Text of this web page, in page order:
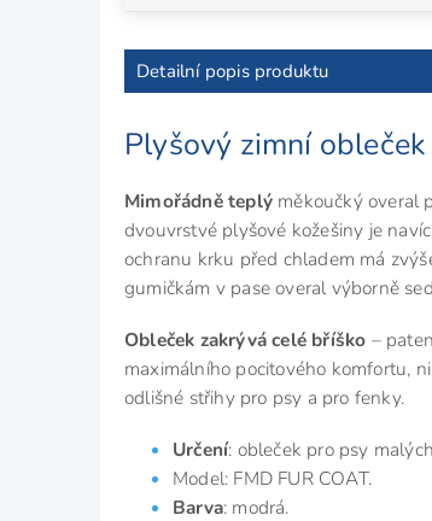
Detailní popis produktu
Plyšový zimní
Mimořádně teplý měkoučký overal
dvouvrstvé plyšové kožešiny je
ochranu krku před chladem má
gumičkám v pase overal výborně
Obleček zakrývá celé bříško –
maximálního pocitového komfortu,
odlišné střihy pro psy a pro fenky.
Určení: obleček pro psy
Model: FMD FUR COAT.
Barva: modrá.